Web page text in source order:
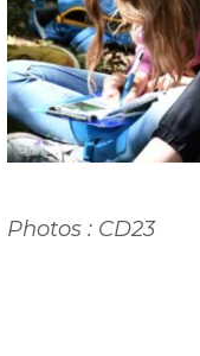
Photos : CD23